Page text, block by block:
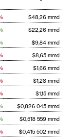
$48,26 mmd
$22,26 mmd
$9,84 mmd
$8,65 mmd
$1,66 mmd
$1,28 mmd
$1,15 mmd
$0,826 045 mmd
$0,518 559 mmd
$0,415 502 mmd